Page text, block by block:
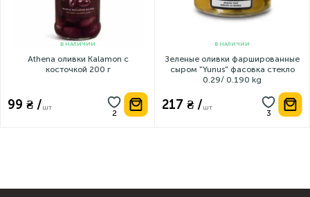
В НАЛИЧИИ
Athena оливки Kalamon с
косточкой 200 г
99 ₴ /шт
В НАЛИЧИИ
Зеленые оливки фаршированные
сыром "Yunus" фасовка стекло
0.29/ 0.190 kg
217 ₴ /шт